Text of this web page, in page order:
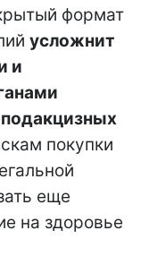
формат
усложнит
и
покупки
еще
на здоровье